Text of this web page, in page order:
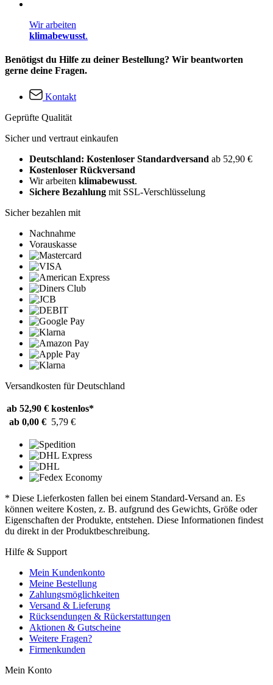
Wir arbeiten
klimabewusst.
Benötigst du Hilfe zu deiner Bestellung? Wir beantworten
gerne deine Fragen.
Kontakt
Geprüfte Qualität
Sicher und vertraut einkaufen
Deutschland: Kostenloser Standardversand ab 52,90 €
Kostenloser Rückversand
Wir arbeiten klimabewusst.
Sichere Bezahlung mit SSL-Verschlüsselung
Sicher bezahlen mit
Nachnahme
Vorauskasse
Versandkosten für Deutschland
ab 52,90 € kostenlos*
ab 0,00 € 5,79 €
* Diese Lieferkosten fallen bei einem Standard-Versand an. Es
können weitere Kosten, z. B. aufgrund des Gewichts, Größe oder
Eigenschaften der Produkte, entstehen. Diese Informationen findest
du direkt in der Produktbeschreibung.
Hilfe & Support
Mein Kundenkonto
Meine Bestellung
Zahlungsmöglichkeiten
Versand & Lieferung
Rücksendungen & Rückerstattungen
Aktionen & Gutscheine
Weitere Fragen?
Firmenkunden
Mein Konto